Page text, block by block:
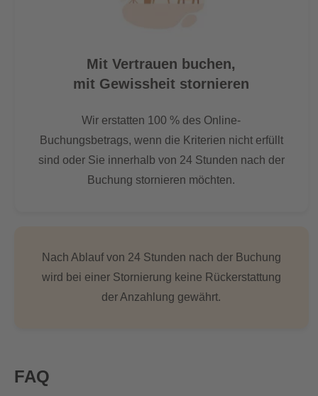
Mit Vertrauen buchen,
mit Gewissheit stornieren
Wir erstatten 100 % des Online-
Buchungsbetrags, wenn die Kriterien nicht erfüllt
sind oder Sie innerhalb von 24 Stunden nach der
Buchung stornieren möchten.
Nach Ablauf von 24 Stunden nach der Buchung
wird bei einer Stornierung keine Rückerstattung
der Anzahlung gewährt.
FAQ